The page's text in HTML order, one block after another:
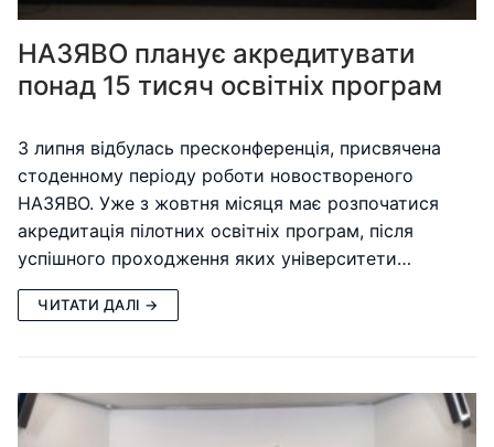
НАЗЯВО планує акредитувати
понад 15 тисяч освітніх програм
3 липня відбулась пресконференція, присвячена
стоденному періоду роботи новоствореного
НАЗЯВО. Уже з жовтня місяця має розпочатися
акредитація пілотних освітніх програм, після
успішного проходження яких університети…
ЧИТАТИ ДАЛІ →